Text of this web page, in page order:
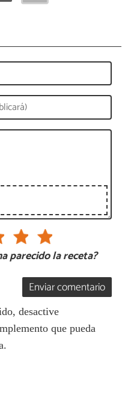
parecido la receta?
Enviar comentario
desactive
que pueda